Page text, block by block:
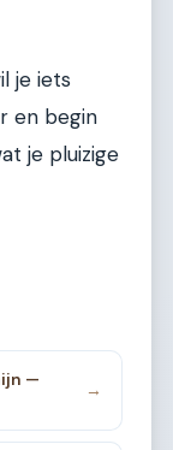
je iets
en begin
je pluizige
—
→